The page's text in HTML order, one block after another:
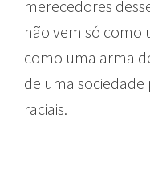
merecedores
não vem só como
como uma arma
de uma
raciais.